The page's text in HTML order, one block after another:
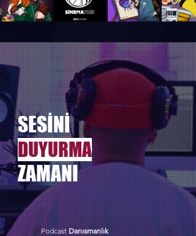
SESİNİ
DUYURMA
ZAMANI
PodcastDanısmanlık